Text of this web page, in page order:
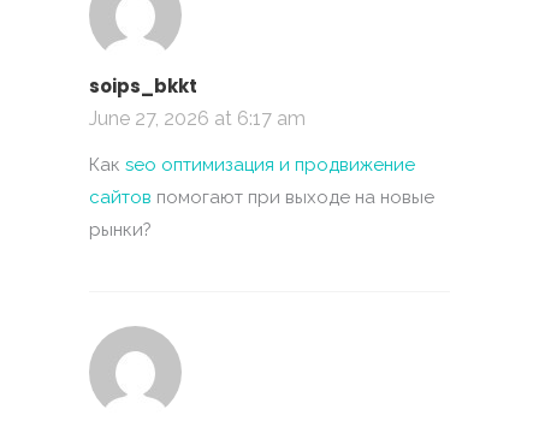
soips_bkkt
June 27, 2026 at 6:17 am
Как seo оптимизация и продвижение
сайтов помогают при выходе на новые
рынки?